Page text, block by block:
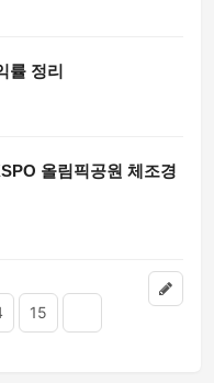
률 정리
올림픽공원 체조경
15